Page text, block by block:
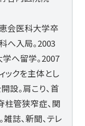
会医科大学卒
へ入局。2003
へ留学。2007
ックを主体とし
。肩こり、首
柱管狭窄症、関
誌、新聞、テレ